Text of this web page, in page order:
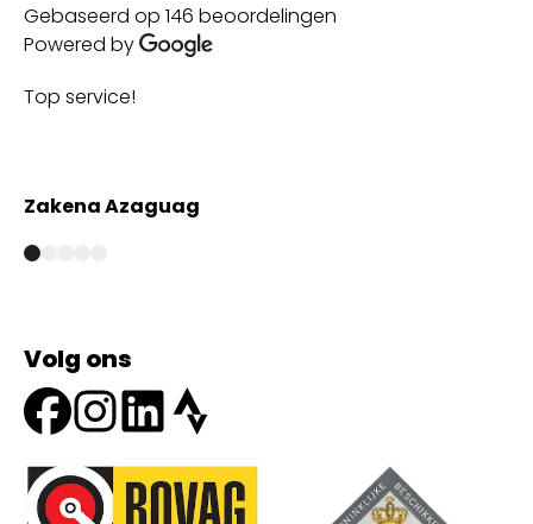
Gebaseerd op 146 beoordelingen
Powered by
Top service!
Zakena Azaguag
Volg ons
Onze partners